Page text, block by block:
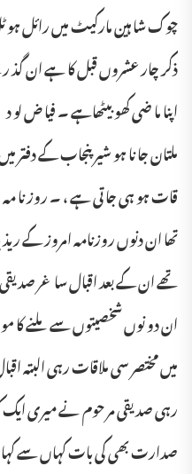
چوک شا ہین مارکیٹ میں رائل ہو
ذکر چار عشروں قبل کا ہے ان
اپنا ما ضی کھو بیٹھاہے ۔ فیا
ملتان جا نا ہو شیر پنجاب کے
قات ہو ہی جا تی ہے ، ۔ روز نا مہ
تھا ان دنوں روزنامہ امروز کے
تھے ان کے بعد اقبال سا غر
ان دو نوں شخصیتوں سے ملنے کا
میں مختصر سی ملاقات رہی البتہ
رہی صدیقی مر حوم نے میری ایک
صدارت بھی کی بات کہاں سے